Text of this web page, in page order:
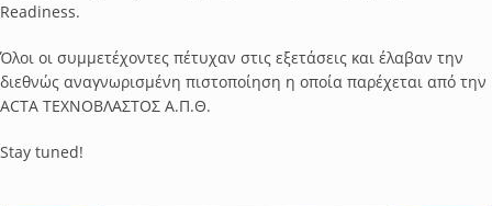
Readiness.
Όλοι οι συμμετέχοντες πέτυχαν στις εξετάσεις και έλαβαν την
διεθνώς αναγνωρισμένη πιστοποίηση η οποία παρέχεται από την
ACTA ΤΕΧΝΟΒΛΑΣΤΟΣ Α.Π.Θ.
Stay tuned!